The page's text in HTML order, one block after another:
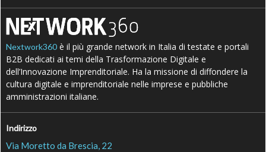
Nextwork360 è il più grande network in Italia di testate e portali
B2B dedicati ai temi della Trasformazione Digitale e
dell’Innovazione Imprenditoriale. Ha la missione di diffondere la
cultura digitale e imprenditoriale nelle imprese e pubbliche
amministrazioni italiane.
Indirizzo
Via Moretto da Brescia, 22